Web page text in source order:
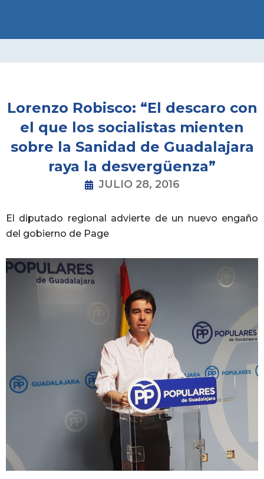
Lorenzo Robisco: “El descaro con
el que los socialistas mienten
sobre la Sanidad de Guadalajara
raya la desvergüenza”
JULIO 28, 2016
El diputado regional advierte de un nuevo engaño
del gobierno de Page